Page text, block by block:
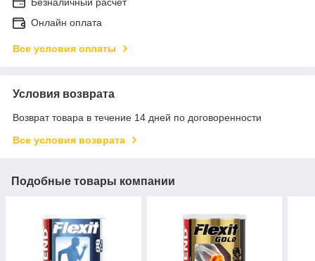
Онлайн оплата
Все условия оплаты
Условия возврата
Возврат товара в течение 14 дней по договоренности
Все условия возврата
Подобные товары компании